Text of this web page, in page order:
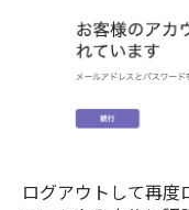
ログアウトして再